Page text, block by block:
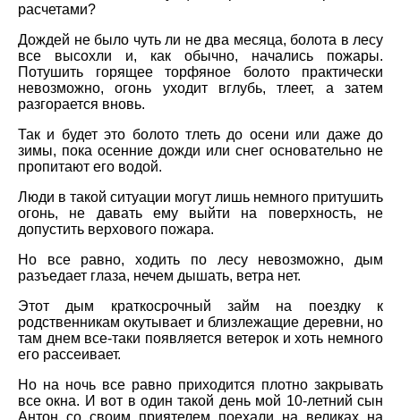
расчетами?
Дождей не было чуть ли не два месяца, болота в лесу
все высохли и, как обычно, начались пожары.
Потушить горящее торфяное болото практически
невозможно, огонь уходит вглубь, тлеет, а затем
разгорается вновь.
Так и будет это болото тлеть до осени или даже до
зимы, пока осенние дожди или снег основательно не
пропитают его водой.
Люди в такой ситуации могут лишь немного притушить
огонь, не давать ему выйти на поверхность, не
допустить верхового пожара.
Но все равно, ходить по лесу невозможно, дым
разъедает глаза, нечем дышать, ветра нет.
Этот дым краткосрочный займ на поездку к
родственникам окутывает и близлежащие деревни, но
там днем все-таки появляется ветерок и хоть немного
его рассеивает.
Но на ночь все равно приходится плотно закрывать
все окна. И вот в один такой день мой 10-летний сын
Антон со своим приятелем поехали на великах на